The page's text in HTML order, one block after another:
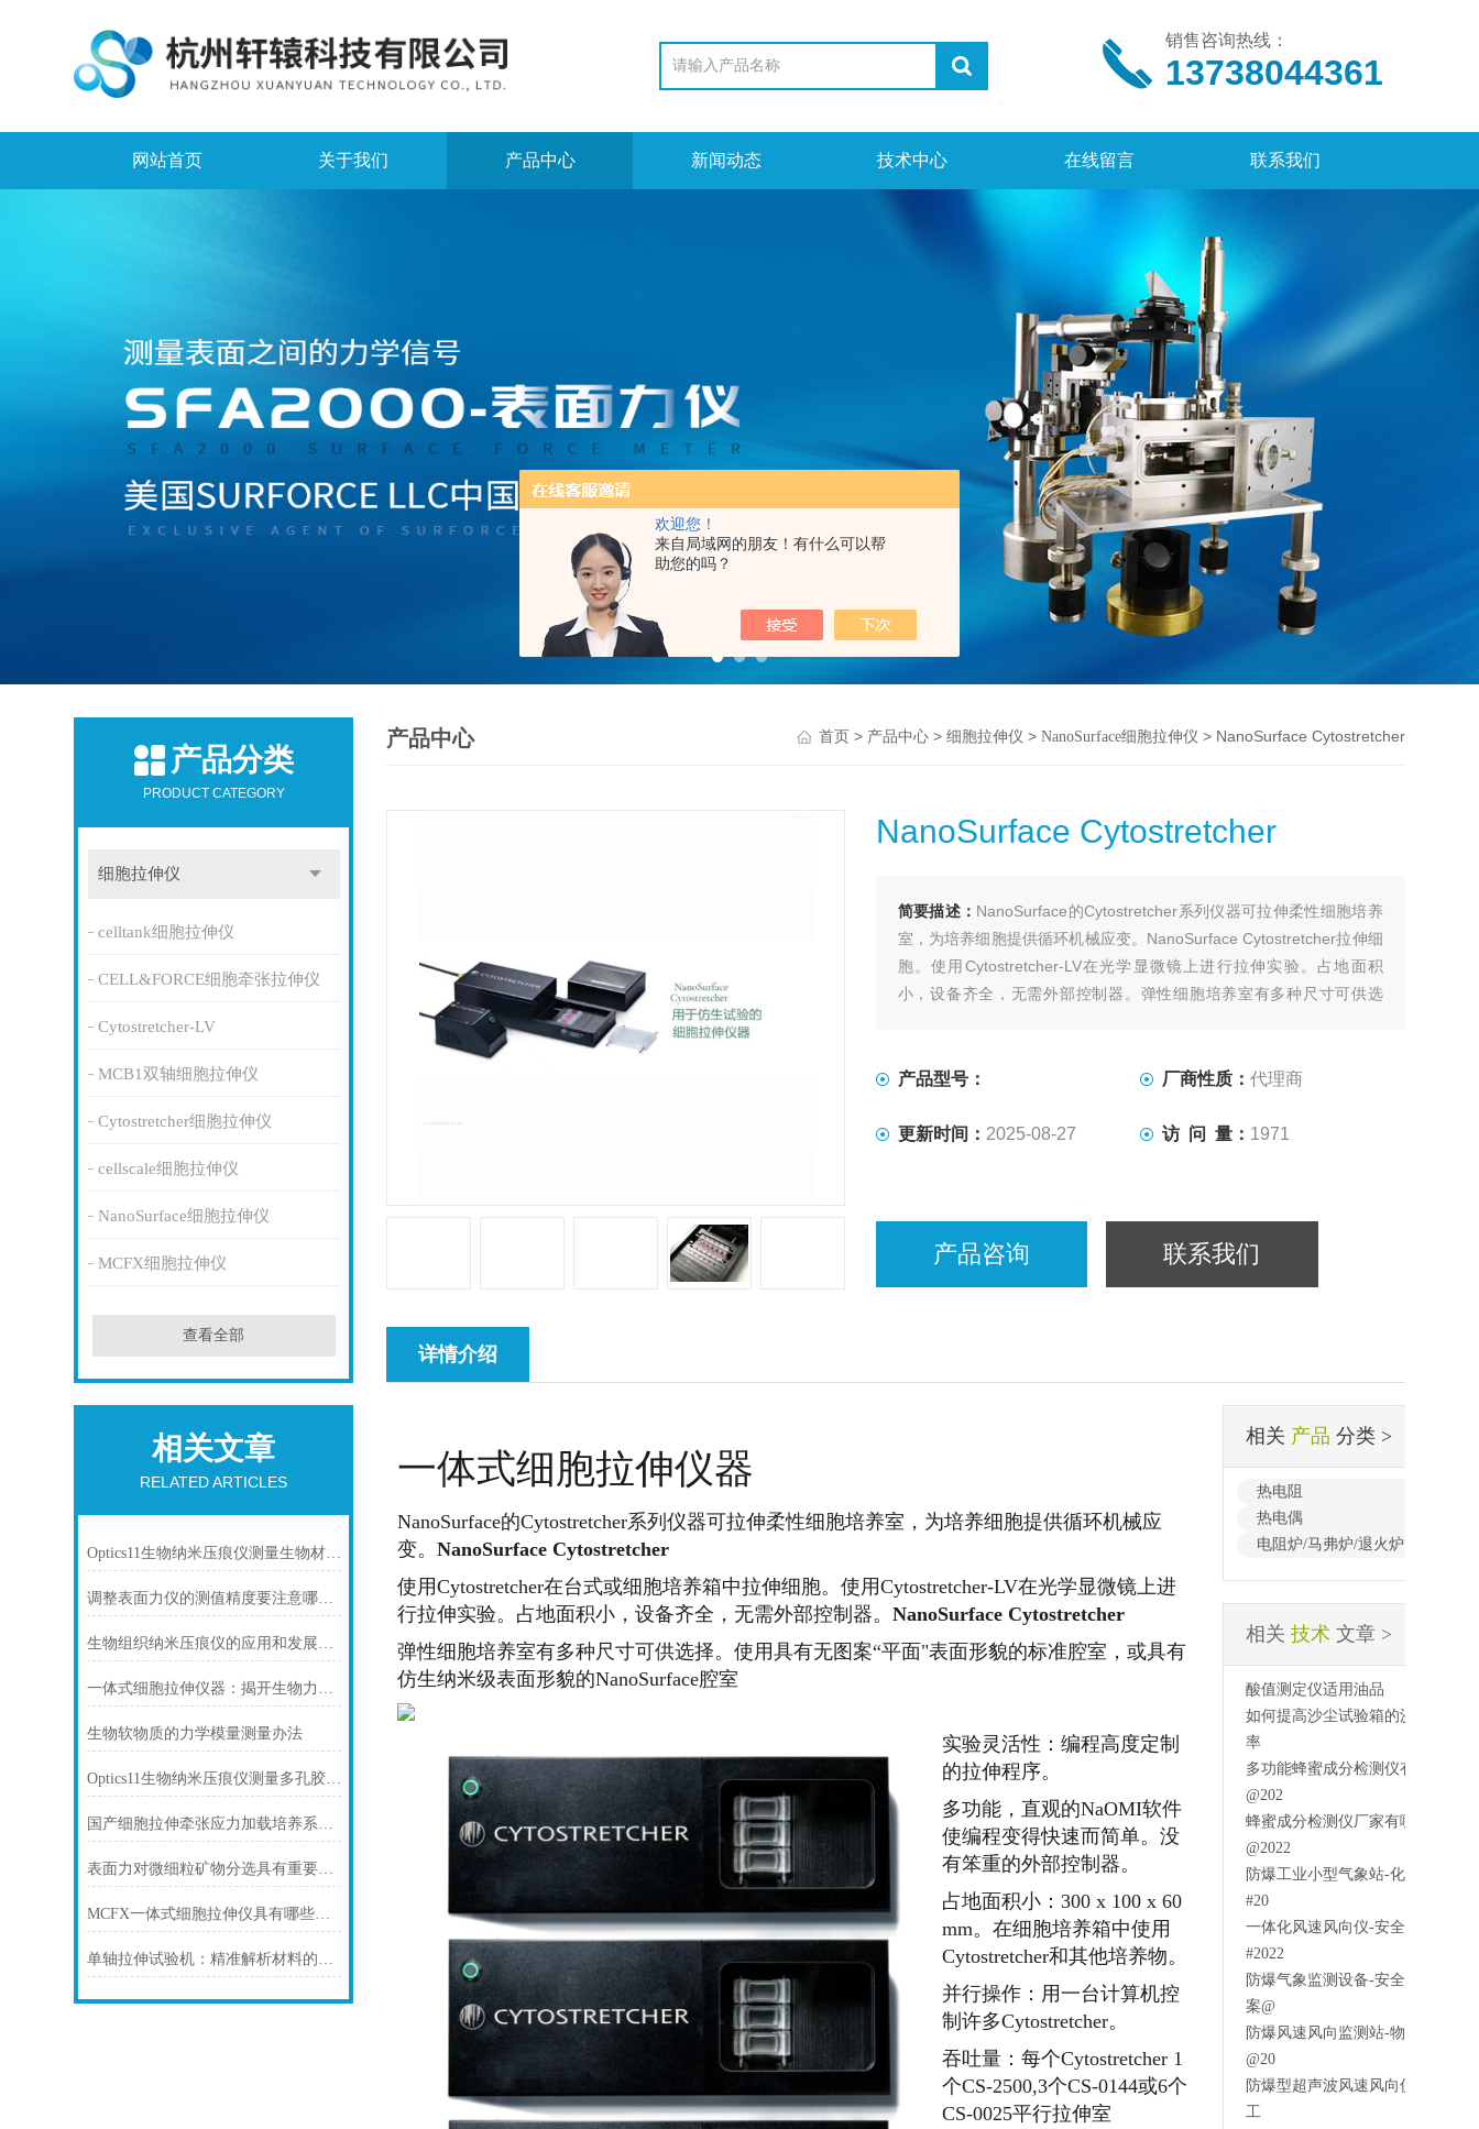
欢迎您！
来自局域网的朋友！有什么可以帮
助您的吗？
销售咨询热线：
13738044361
网站首页 关于我们 产品中心 新闻动态 技术中心 在线留言 联系我们
产品分类
PRODUCT CATEGORY
细胞拉伸仪
celltank细胞拉伸仪
CELL&FORCE细胞牵张拉伸仪
Cytostretcher-LV
MCB1双轴细胞拉伸仪
Cytostretcher细胞拉伸仪
cellscale细胞拉伸仪
NanoSurface细胞拉伸仪
MCFX细胞拉伸仪
查看全部
相关文章
RELATED ARTICLES
Optics11生物纳米压痕仪测量生物材料基底PDMS、细胞、生物组织刚度，硬度
调整表面力仪的测值精度要注意哪些方面
生物组织纳米压痕仪的应用和发展前景
一体式细胞拉伸仪器：揭开生物力学研究的新篇章
生物软物质的力学模量测量办法
Optics11生物纳米压痕仪测量多孔胶原蛋白生物支架的刚度、杨氏模量、表征
国产细胞拉伸牵张应力加载培养系统介绍
表面力对微细粒矿物分选具有重要意义
MCFX一体式细胞拉伸仪具有哪些优势特点？
单轴拉伸试验机：精准解析材料的力学密码
产品中心 首页> 产品中心> 细胞拉伸仪 > NanoSurface细胞拉伸仪 > NanoSurface Cytostretcher
NanoSurface Cytostretcher
简要描述： NanoSurface的Cytostretcher系列仪器可拉伸柔性细胞培养
室，为培养细胞提供循环机械应变。NanoSurface Cytostretcher拉伸细
胞。使用Cytostretcher-LV在光学显微镜上进行拉伸实验。占地面积
小，设备齐全，无需外部控制器。弹性细胞培养室有多种尺寸可供选
产品型号： 厂商性质：代理商
更新时间： 2025-08-27 访 问 量： 1971
产品咨询 联系我们
详情介绍
一体式细胞拉伸仪器
NanoSurface的Cytostretcher系列仪器可拉伸柔性细胞培养室，为培养细胞提供循环机械应
变。NanoSurface Cytostretcher
使用Cytostretcher在台式或细胞培养箱中拉伸细胞。使用Cytostretcher-LV在光学显微镜上进
行拉伸实验。 占地面积小，设备齐全，无需外部控制器。NanoSurface Cytostretcher
弹性细胞培养室有多种尺寸可供选择。使用具有无图案“平面"表面形貌的标准腔室，或具有
仿生纳米级表面形貌的NanoSurface腔室
实验灵活性：编程高度定制
的拉伸程序。
多功能，直观的NaOMI软件
使编程变得快速而简单。没
有笨重的外部控制器。
占地面积小：300 x 100 x 60
mm。在细胞培养箱中使用
Cytostretcher和其他培养物。
并行操作：用一台计算机控
制许多Cytostretcher。
吞吐量：每个Cytostretcher 1
个CS-2500,3个CS-0144或6个
CS-0025平行拉伸室
相关 产品 分类 >
热电阻
热电偶
电阻炉/马弗炉/退火炉
相关技术 文章 >
酸值测定仪适用油品
如何提高沙尘试验箱的沙尘利用
率
多功能蜂蜜成分检测仪有用吗
@202
蜂蜜成分检测仪厂家有哪些
@2022
防爆工业小型气象站-化工生产
#20
一体化风速风向仪-安全系数
#2022
防爆气象监测设备-安全设计方
案@
防爆风速风向监测站-物料储存
@20
防爆型超声波风速风向仪-化工
工